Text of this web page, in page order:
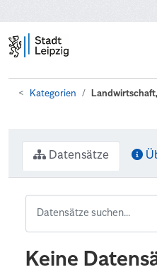
Kategorien
Datensätze
Keine